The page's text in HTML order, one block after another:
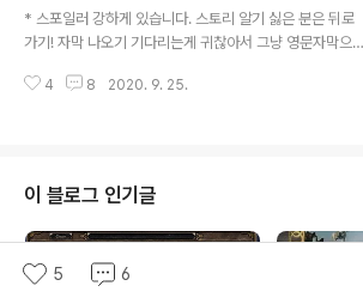
* 스포일러 강하게 있습니다. 스토리 알기 싫은 분은 뒤로
가기! 자막 나오기 기다리는게 귀찮아서 그냥 영문자막으
한 건 아직이네요. 마더는 추락한 방주(우주선)으로 가서
려한다고 의심하고.. 심지어는 아내를 가두기까지.. 템페스
트를 시작으로 케일럽, 켐피언과 수(마커스의 아내) 그리고
아이들은 거주지를 도망쳐 마더를 찾아가고. 8화에서는 전
환점이 될만한 일이 일어나죠. 첫째 네크로맨서들은 미트
라교도들의 기술로 만든 것이 아니라 미트라교도들은 순전
4 8 2020. 9. 25.
이 블로그 인기글
5 6